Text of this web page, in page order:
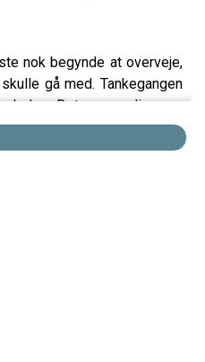
nok begynde at overveje,
gå med. Tankegangen
Det var nemlig som
sit iværksættereventyr
og har netop deltaget i